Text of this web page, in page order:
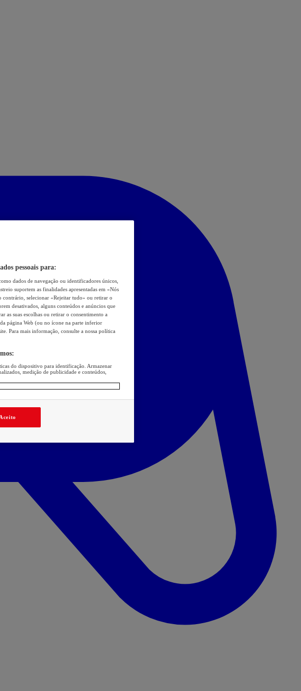
pessoais para:
dados de navegação ou identificadores únicos,
suportem as finalidades apresentadas em «Nós
contrário, selecionar «Rejeitar tudo» ou retirar o
desativados, alguns conteúdos e anúncios que
as suas escolhas ou retirar o consentimento a
página Web (ou no ícone na parte inferior
Para mais informação, consulte a nossa política
do dispositivo para identificação. Armazenar
medição de publicidade e conteúdos,
Aceito